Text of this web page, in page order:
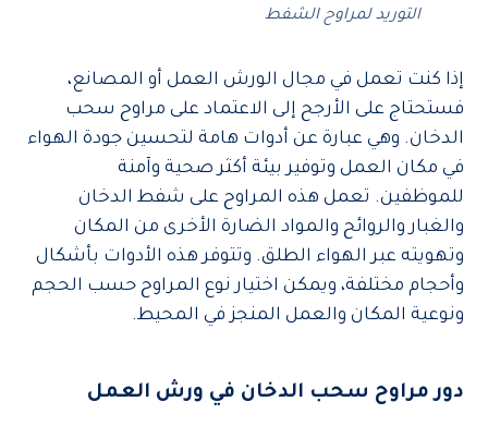
التوريد لمراوح الشفط
إذا كنت تعمل في مجال الورش العمل أو المصانع،
فستحتاج على الأرجح إلى الاعتماد على مراوح سحب
الدخان. وهي عبارة عن أدوات هامة لتحسين جودة الهواء
في مكان العمل وتوفير بيئة أكثر صحية وآمنة
للموظفين. تعمل هذه المراوح على شفط الدخان
والغبار والروائح والمواد الضارة الأخرى من المكان
وتهويته عبر الهواء الطلق. وتتوفر هذه الأدوات بأشكال
وأحجام مختلفة، ويمكن اختيار نوع المراوح حسب الحجم
ونوعية المكان والعمل المنجز في المحيط.
دور مراوح سحب الدخان في ورش العمل